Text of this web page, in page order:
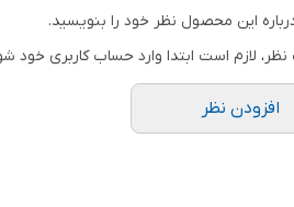
این محصول نظر خود را بنویسید.
لازم است ابتدا وارد حساب کاربری خود
افزودن نظر